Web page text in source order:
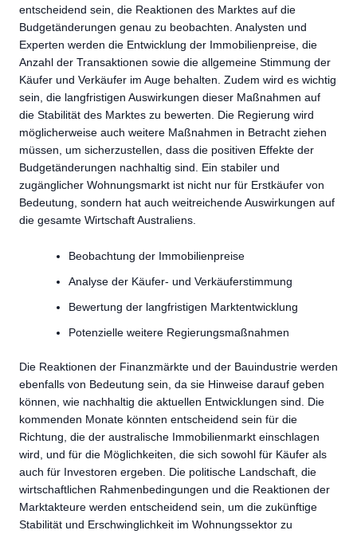
entscheidend sein, die Reaktionen des Marktes auf die
Budgetänderungen genau zu beobachten. Analysten und
Experten werden die Entwicklung der Immobilienpreise, die
Anzahl der Transaktionen sowie die allgemeine Stimmung der
Käufer und Verkäufer im Auge behalten. Zudem wird es wichtig
sein, die langfristigen Auswirkungen dieser Maßnahmen auf
die Stabilität des Marktes zu bewerten. Die Regierung wird
möglicherweise auch weitere Maßnahmen in Betracht ziehen
müssen, um sicherzustellen, dass die positiven Effekte der
Budgetänderungen nachhaltig sind. Ein stabiler und
zugänglicher Wohnungsmarkt ist nicht nur für Erstkäufer von
Bedeutung, sondern hat auch weitreichende Auswirkungen auf
die gesamte Wirtschaft Australiens.
Beobachtung der Immobilienpreise
Analyse der Käufer- und Verkäuferstimmung
Bewertung der langfristigen Marktentwicklung
Potenzielle weitere Regierungsmaßnahmen
Die Reaktionen der Finanzmärkte und der Bauindustrie werden
ebenfalls von Bedeutung sein, da sie Hinweise darauf geben
können, wie nachhaltig die aktuellen Entwicklungen sind. Die
kommenden Monate könnten entscheidend sein für die
Richtung, die der australische Immobilienmarkt einschlagen
wird, und für die Möglichkeiten, die sich sowohl für Käufer als
auch für Investoren ergeben. Die politische Landschaft, die
wirtschaftlichen Rahmenbedingungen und die Reaktionen der
Marktakteure werden entscheidend sein, um die zukünftige
Stabilität und Erschwinglichkeit im Wohnungssektor zu